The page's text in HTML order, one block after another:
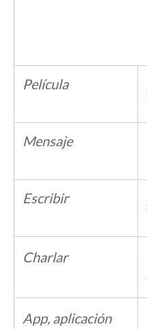
Película
Mensaje
Escribir
Charlar
App, aplicación